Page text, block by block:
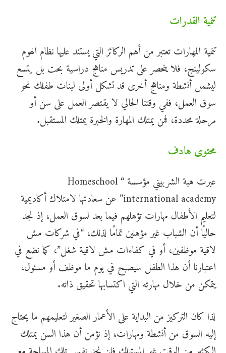
تنمية القدرات
تنمية المهارات تعتبر من أهم الركائز التي يستند عليها نظام الهوم
سكولينج، فلا ينحصر على تدريس مناهج دراسية بحت بل يتسع
ليشمل أنشطة ومناهج أخرى قد تشكل أولى لبنات طفلك نحو
سوق العمل، ففي وقتنا الحالي لا يقتصر العمل على سن أو
مرحلة محددة، فمن يمتلك المهارة والخبرة يمتلك المستقبل.
محتوى هادف
عبرت هبة الشربيني مؤسسة “Homeschool
international academy” عن سعادتها لامتلاك أكاديمية
لتعليم الأطفال مهارات تؤهلهم فيما بعد لسوق العمل، إذ نجد
حاليًا أن الشباب غير مؤهلين تمامًا لذلك، “في شركات مش
لاقية موظفين، أو في كفاءات مش لاقية شغل”، كما نضع في
اعتبارنا أن هذا الطفل سيصبح في يوم ما موظف أو مسئول،
يتمكن من خلال مهارته التي اكتسابها تحقيق ذاته.
لذا كان التركيز من البداية على الأعمار الصغير لتعليمهم ما يحتاج
إليه السوق من أنشطة ومهارات، إذ نؤمن أن هذا السن يمتلك